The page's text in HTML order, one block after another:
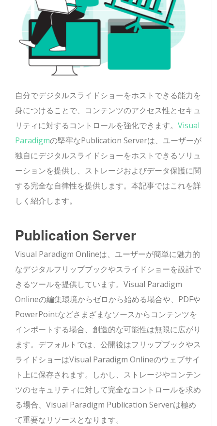
自分でデジタルスライドショーをホストできる能力を
身につけることで、コンテンツのアクセス性とセキュ
リティに対するコントロールを強化できます。Visual
Paradigmの堅牢なPublication Serverは、ユーザーが
独自にデジタルスライドショーをホストできるソリュ
ーションを提供し、ストレージおよびデータ保護に関
する完全な自律性を提供します。本記事ではこれを詳
しく紹介します。
Publication Server
Visual Paradigm Onlineは、ユーザーが簡単に魅力的
なデジタルフリップブックやスライドショーを設計で
きるツールを提供しています。Visual Paradigm
Onlineの編集環境からゼロから始める場合や、PDFや
PowerPointなどさまざまなソースからコンテンツを
インポートする場合、創造的な可能性は無限に広がり
ます。デフォルトでは、公開後はフリップブックやス
ライドショーはVisual Paradigm Onlineのウェブサイ
ト上に保存されます。しかし、ストレージやコンテン
ツのセキュリティに対して完全なコントロールを求め
る場合、Visual Paradigm Publication Serverは極め
て重要なリソースとなります。